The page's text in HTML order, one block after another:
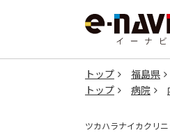
トップ 福島県
トップ
病院
ツカハラナイカクリ